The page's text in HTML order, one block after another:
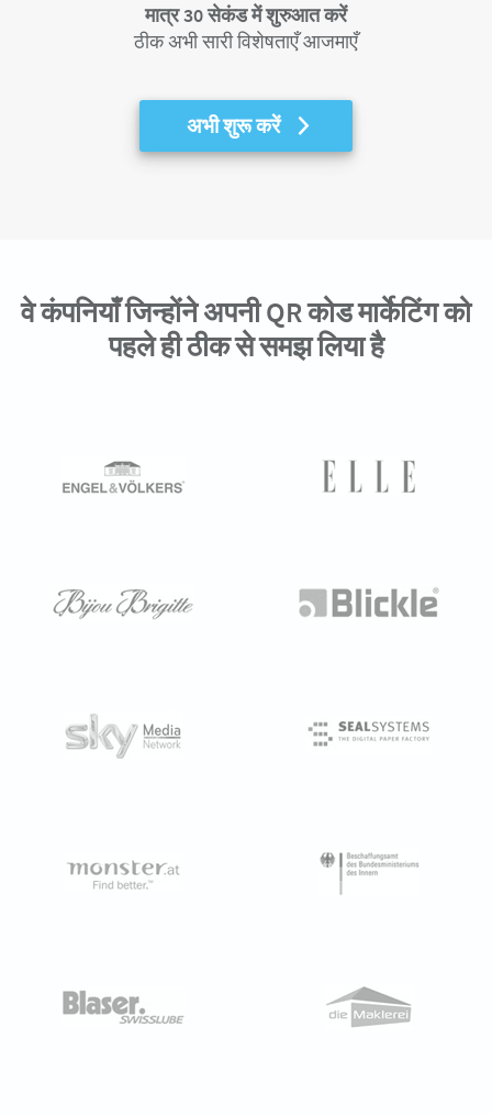
मात्र 30 सेकंड में शुरुआत करें
ठीक अभी सारी विशेषताएँ आजमाएँ
अभी शुरू करें
वे कंपनियाँ जिन्होंने अपनी QR कोड मार्केटिंग को
पहले ही ठीक से समझ लिया है